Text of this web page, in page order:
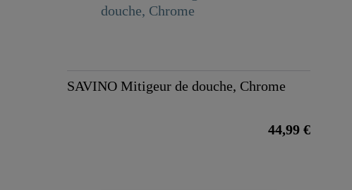
SAVINO Mitigeur de douche, Chrome
44,99 €